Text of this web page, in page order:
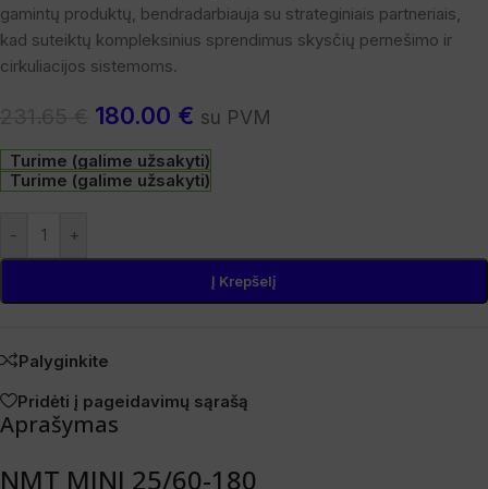
gamintų produktų, bendradarbiauja su strateginiais partneriais,
kad suteiktų kompleksinius sprendimus skysčių pernešimo ir
cirkuliacijos sistemoms.
180.00 € su PVM
Turime (galime užsakyti)
Turime (galime užsakyti)
- +
Į Krepšelį
Palyginkite
Pridėti į pageidavimų sąrašą
Aprašymas
NMT MINI 25/60-180